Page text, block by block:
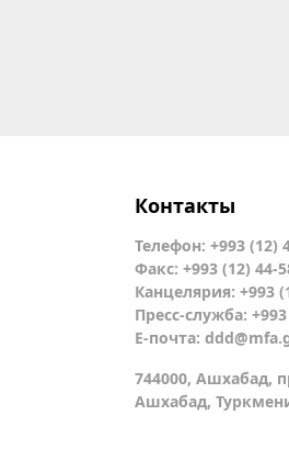
Контакты
Телефон: +993 (12)
Факс: +993 (12) 44-
Канцелярия: +993
Пресс-служба:
Е-почта:
744000, Ашхабад,
Ашхабад,